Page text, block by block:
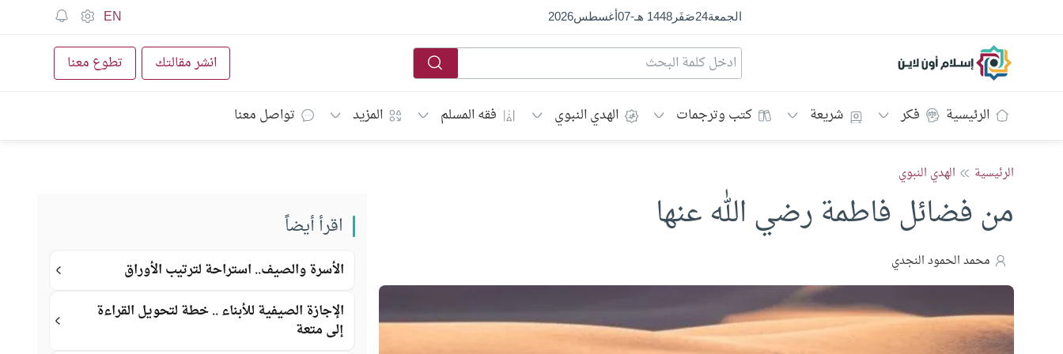
الجمعة24صَفَر1448 هـ -
07أغسطس2026
EN
إسلام أون لاين انشر مقالتك تطوع معنا
الرئيسية فكر شريعة كتب وترجمات الهدي النبوي فقه المسلم المزيد تواصل معنا
الرئيسية الهدي النبوي
من فضائل فاطمة رضي الله عنها
محمد الحمود النجدي
اقرأ أيضاً
الأسرة والصيف.. استراحة لترتيب الأوراق
الإجازة الصيفية للأبناء .. خطة لتحويل القراءة
إلى متعة